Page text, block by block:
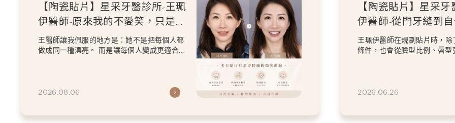
【陶瓷貼片】星采牙醫診所-王珮
伊醫師-原來我的不愛笑，只是不
喜歡自己原本的牙齒
王醫師讓我佩服的地方是：她不是把每個人都
做成同一種漂亮。 而是讓每個人變成更適合自
2026.08.06
【陶瓷貼片】星采
伊醫師-從門牙縫到
白貼片打造更精緻的
王珮伊醫師在規劃貼片時，除
條件，也會從臉型比例、唇型
2026.06.26